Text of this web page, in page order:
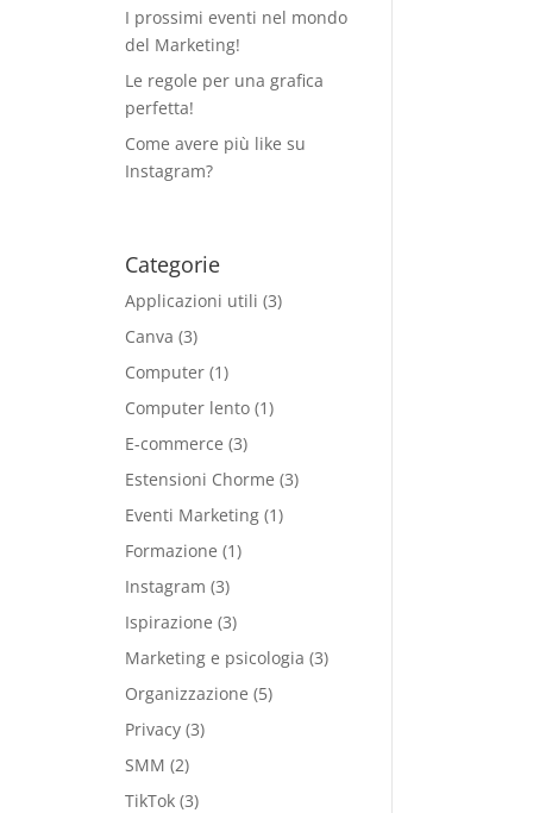
I prossimi eventi nel mondo
del Marketing!
Le regole per una grafica
perfetta!
Come avere più like su
Instagram?
Categorie
Applicazioni utili (3)
Canva (3)
Computer (1)
Computer lento (1)
E-commerce (3)
Estensioni Chorme (3)
Eventi Marketing (1)
Formazione (1)
Instagram (3)
Ispirazione (3)
Marketing e psicologia (3)
Organizzazione (5)
Privacy (3)
SMM (2)
TikTok (3)